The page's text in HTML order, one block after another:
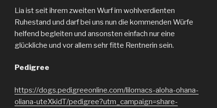
Lia ist seit ihrem zweiten Wurf im wohlverdienten
Ruhestand und darf bei uns nun die kommenden Würfe
helfend begleiten und ansonsten einfach nur eine
glückliche und vor allem sehr fitte Rentnerin sein.
Pedigree
https://dogs.pedigreeonline.com/lilomacs-aloha-ohana-
oliana-uteXkidT/pedigree?utm_campaign=share-